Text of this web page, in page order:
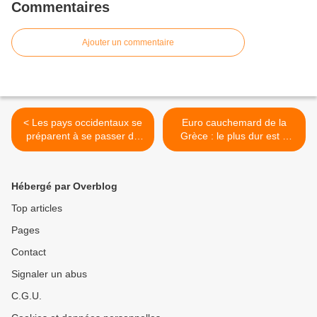
Commentaires
Ajouter un commentaire
< Les pays occidentaux se
préparent à se passer du
pétrole iranien
Euro cauchemard de la
Grèce : le plus dur est à
venir vu que les chiffres
Hébergé par Overblog
Top articles
Pages
Contact
Signaler un abus
C.G.U.